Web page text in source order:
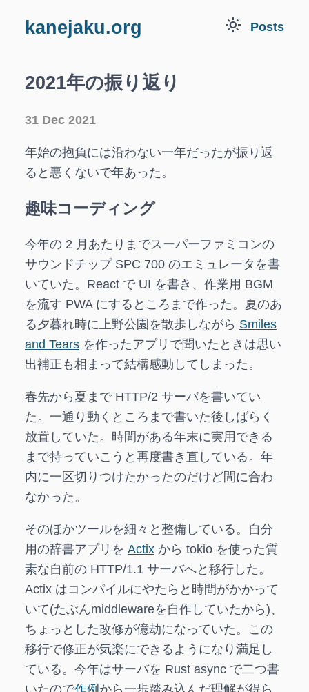
kanejaku.org light_mode Posts
2021年の振り返り
31 Dec 2021
年始の抱負には沿わない一年だったが振り返
ると悪くないで年あった。
趣味コーディング
今年の 2 月あたりまでスーパーファミコンの
サウンドチップ SPC 700 のエミュレータを書
いていた。React で UI を書き、作業用 BGM
を流す PWA にするところまで作った。夏のあ
る夕暮れ時に上野公園を散歩しながら Smiles
and Tears を作ったアプリで聞いたときは思い
出補正も相まって結構感動してしまった。
春先から夏まで HTTP/2 サーバを書いてい
た。一通り動くところまで書いた後しばらく
放置していた。時間がある年末に実用できる
まで持っていこうと再度書き直している。年
内に一区切りつけたかったのだけど間に合わ
なかった。
そのほかツールを細々と整備している。自分
用の辞書アプリを Actix から tokio を使った質
素な自前の HTTP/1.1 サーバへと移行した。
Actix はコンパイルにやたらと時間がかかって
いて(たぶんmiddlewareを自作していたから)、
ちょっとした改修が億劫になっていた。この
移行で修正が気楽にできるようになり満足し
ている。今年はサーバを Rust async で二つ書
いたので作例 から一歩踏み込んだ理解が得ら